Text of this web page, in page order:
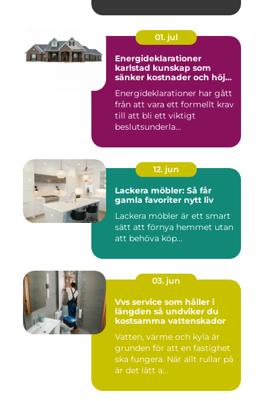
01. jul
Energideklarationer
karlstad kunskap som
sänker kostnader och höjer
Energideklarationer har gått
från att vara ett formellt krav
till att bli ett viktigt
beslutsunderla...
12. jun
Lackera möbler: Så får
gamla favoriter nytt liv
Lackera möbler är ett smart
sätt att förnya hemmet utan
att behöva köp...
03. jun
Vvs service som håller i
längden så undviker du
kostsamma vattenskador
Vatten, värme och kyla är
grunden för att en fastighet
ska fungera. När allt rullar på
är det lätt a...